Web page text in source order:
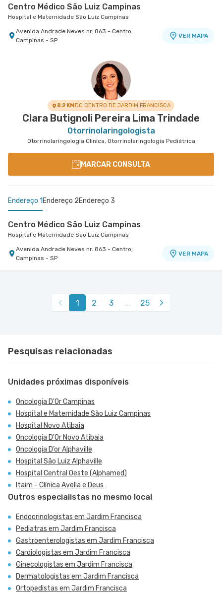
Centro Médico São Luiz Campinas
Hospital e Maternidade São Luiz Campinas
Avenida Andrade Neves nr. 863 - Centro,
Campinas - SP
VER MAPA
8.2 KMDO CENTRO DE JARDIM FRANCISCA
Clara Butignoli Pereira Lima Trindade
Otorrinolaringologista
Otorrinolaringologia Clinica, Otorrinolaringologia Pediátrica
MARCAR CONSULTA
Endereço 1 Endereço 2Endereço 3
Centro Médico São Luiz Campinas
Hospital e Maternidade São Luiz Campinas
Avenida Andrade Neves nr. 863 - Centro,
Campinas - SP
VER MAPA
Centro Médico São Luiz Alphaville
Avenida Marcos Penteado de Ulhoa Rodrigues nr.
939 Edificio Jatobá - Torre Ii 1° Andar - Tambore,
Centro Médico Virgínia - Osasco
Rua Virginia Crivilari nr. 334 - Centro, Osasco -
1 2 3 ... 25
Pesquisas relacionadas
Unidades próximas disponíveis
Oncologia D'Or Campinas
Hospital e Maternidade São Luiz Campinas
Hospital Novo Atibaia
Oncologia D'Or Novo Atibaia
Oncologia D’or Alphaville
Hospital São Luiz Alphaville
Hospital Central Oeste (Alphamed)
Itaim - Clínica Avella e Deus
Outros especialistas no mesmo local
Endocrinologistas em Jardim Francisca
Pediatras em Jardim Francisca
Gastroenterologistas em Jardim Francisca
Cardiologistas em Jardim Francisca
Ginecologistas em Jardim Francisca
Dermatologistas em Jardim Francisca
Ortopedistas em Jardim Francisca